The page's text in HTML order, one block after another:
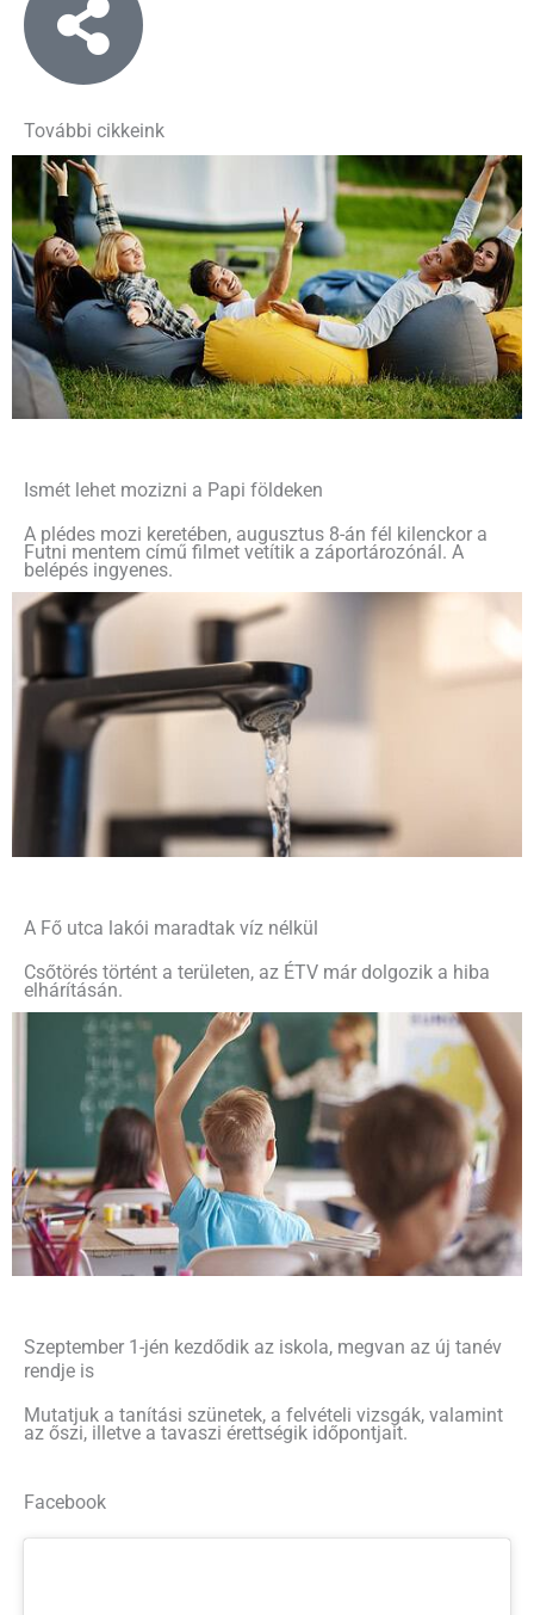
További cikkeink
Ismét lehet mozizni a Papi földeken
A plédes mozi keretében, augusztus 8-án fél kilenckor a
Futni mentem című filmet vetítik a záportározónál. A
belépés ingyenes.
A Fő utca lakói maradtak víz nélkül
Csőtörés történt a területen, az ÉTV már dolgozik a hiba
elhárításán.
Szeptember 1-jén kezdődik az iskola, megvan az új tanév
rendje is
Mutatjuk a tanítási szünetek, a felvételi vizsgák, valamint
az őszi, illetve a tavaszi érettségik időpontjait.
Facebook